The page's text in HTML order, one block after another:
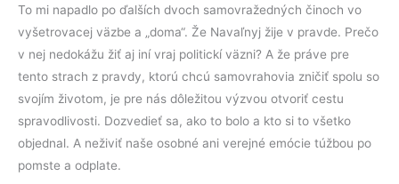
To mi napadlo po ďalších dvoch samovražedných činoch vo
vyšetrovacej väzbe a „doma“. Že Navaľnyj žije v pravde. Prečo
v nej nedokážu žiť aj iní vraj politickí väzni? A že práve pre
tento strach z pravdy, ktorú chcú samovrahovia zničiť spolu so
svojím životom, je pre nás dôležitou výzvou otvoriť cestu
spravodlivosti. Dozvedieť sa, ako to bolo a kto si to všetko
objednal. A neživiť naše osobné ani verejné emócie túžbou po
pomste a odplate.